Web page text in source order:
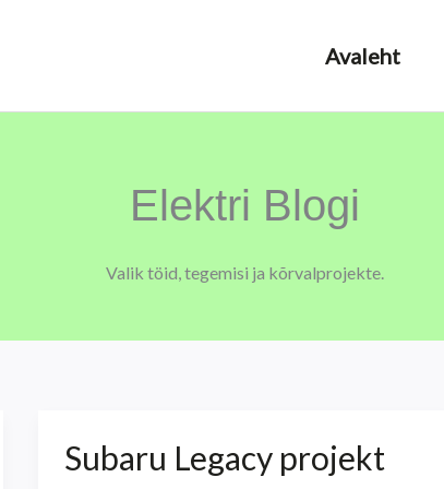
Avaleht
Elektri Blogi
Valik töid, tegemisi ja kõrvalprojekte.
Subaru Legacy projekt
Subaru